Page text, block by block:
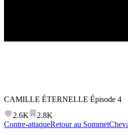
CAMILLE ÉTERNELLE Épisode 4
2.6K
2.8K
Contre-attaqueRetour au Sommet